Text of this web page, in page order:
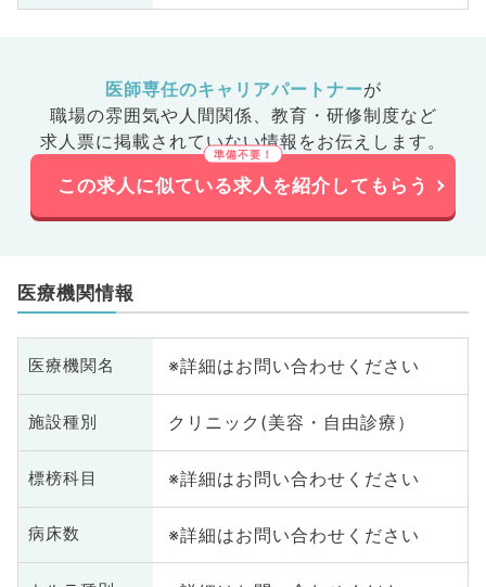
科、乳腺外科、総合診療科、美容
系、膠原病科、スポーツ整形外
科、大腸・肛門外科、その他、産
業医、科目不問
医師専任のキャリアパートナーが
職場の雰囲気や人間関係、 教育・研修制度など
求人票に掲載されていない情報をお伝えします。
この求人に似ている求人を紹介してもらう
医療機関情報
医療機関名 ※詳細はお問い合わせください
施設種別 クリニック(美容・自由診療）
標榜科目 ※詳細はお問い合わせください
病床数 ※詳細はお問い合わせください